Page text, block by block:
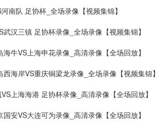
南队 足协杯_全场录像【视频集锦】
汉三镇 足协杯录像_全场录像【视频集锦】
牛VS上海申花录像_高清录像【全场回放】
海岸VS重庆铜梁龙录像_全场录像【视频集锦】
上海海港 足协杯录像_高清录像【全场回放】
安VS大连可为录像_高清录像【全场回放】